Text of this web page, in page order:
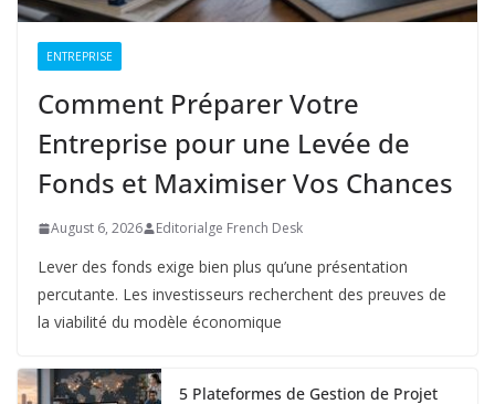
ENTREPRISE
Comment Préparer Votre
Entreprise pour une Levée de
Fonds et Maximiser Vos Chances
August 6, 2026 Editorialge French Desk
Lever des fonds exige bien plus qu’une présentation
percutante. Les investisseurs recherchent des preuves de
la viabilité du modèle économique
5 Plateformes de Gestion de Projet